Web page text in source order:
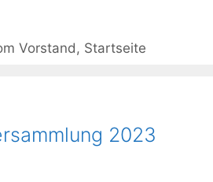
Vorstand , Startseite
2023